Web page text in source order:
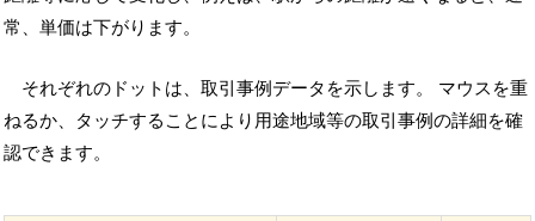
常、単価は下がります。
それぞれのドットは、取引事例データを示します。 マウスを重
ねるか、タッチすることにより用途地域等の取引事例の詳細を確
認できます。